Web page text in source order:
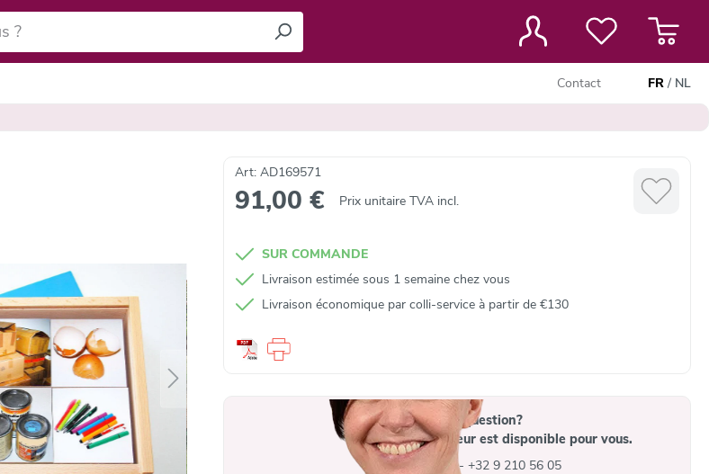
Contact FR / NL
Art: AD169571
91,00 € Prix unitaire TVA incl.
SUR COMMANDE
Livraison estimée sous 1 semaine chez vous
Livraison économique par colli‑service à partir de €130
Vous avez une question?
Un collaborateur est disponible pour vous.
info@advys.be- +32 9 210 56 05